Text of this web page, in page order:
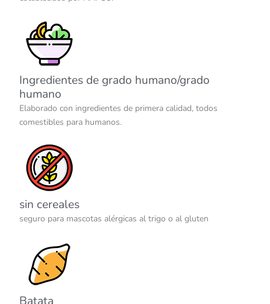
Ingredientes de grado humano/grado
humano
Elaborado con ingredientes de primera calidad, todos
comestibles para humanos.
sin cereales
seguro para mascotas alérgicas al trigo o al gluten